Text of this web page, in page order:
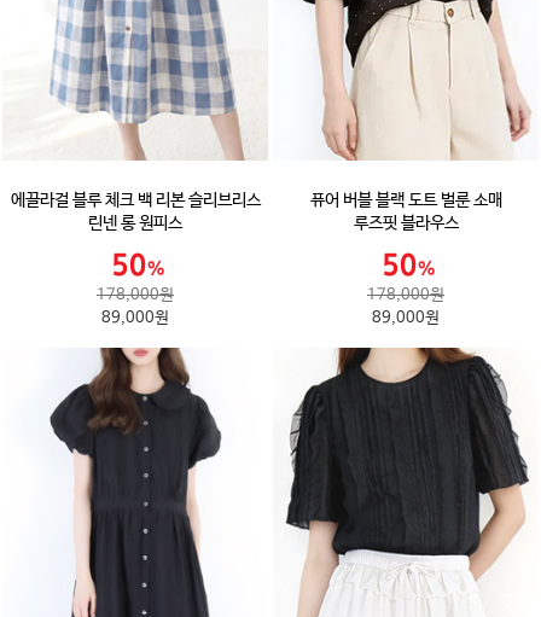
에끌라걸 블루 체크 백 리본 슬리브리스
린넨 롱 원피스
178,000원
89,000원
퓨어 버블 블랙 도트 벌룬 소매
루즈핏 블라우스
178,000원
89,000원